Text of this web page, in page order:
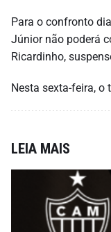
Para o confronto
Júnior não poderá
Ricardinho,
Nesta sexta-feira, o
LEIA MAIS